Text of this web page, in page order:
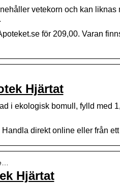
vetekorn och kan
för 209,00. Varan
Hjärtat
i ekologisk bomull, fylld med
direkt online eller från
Hjärtat